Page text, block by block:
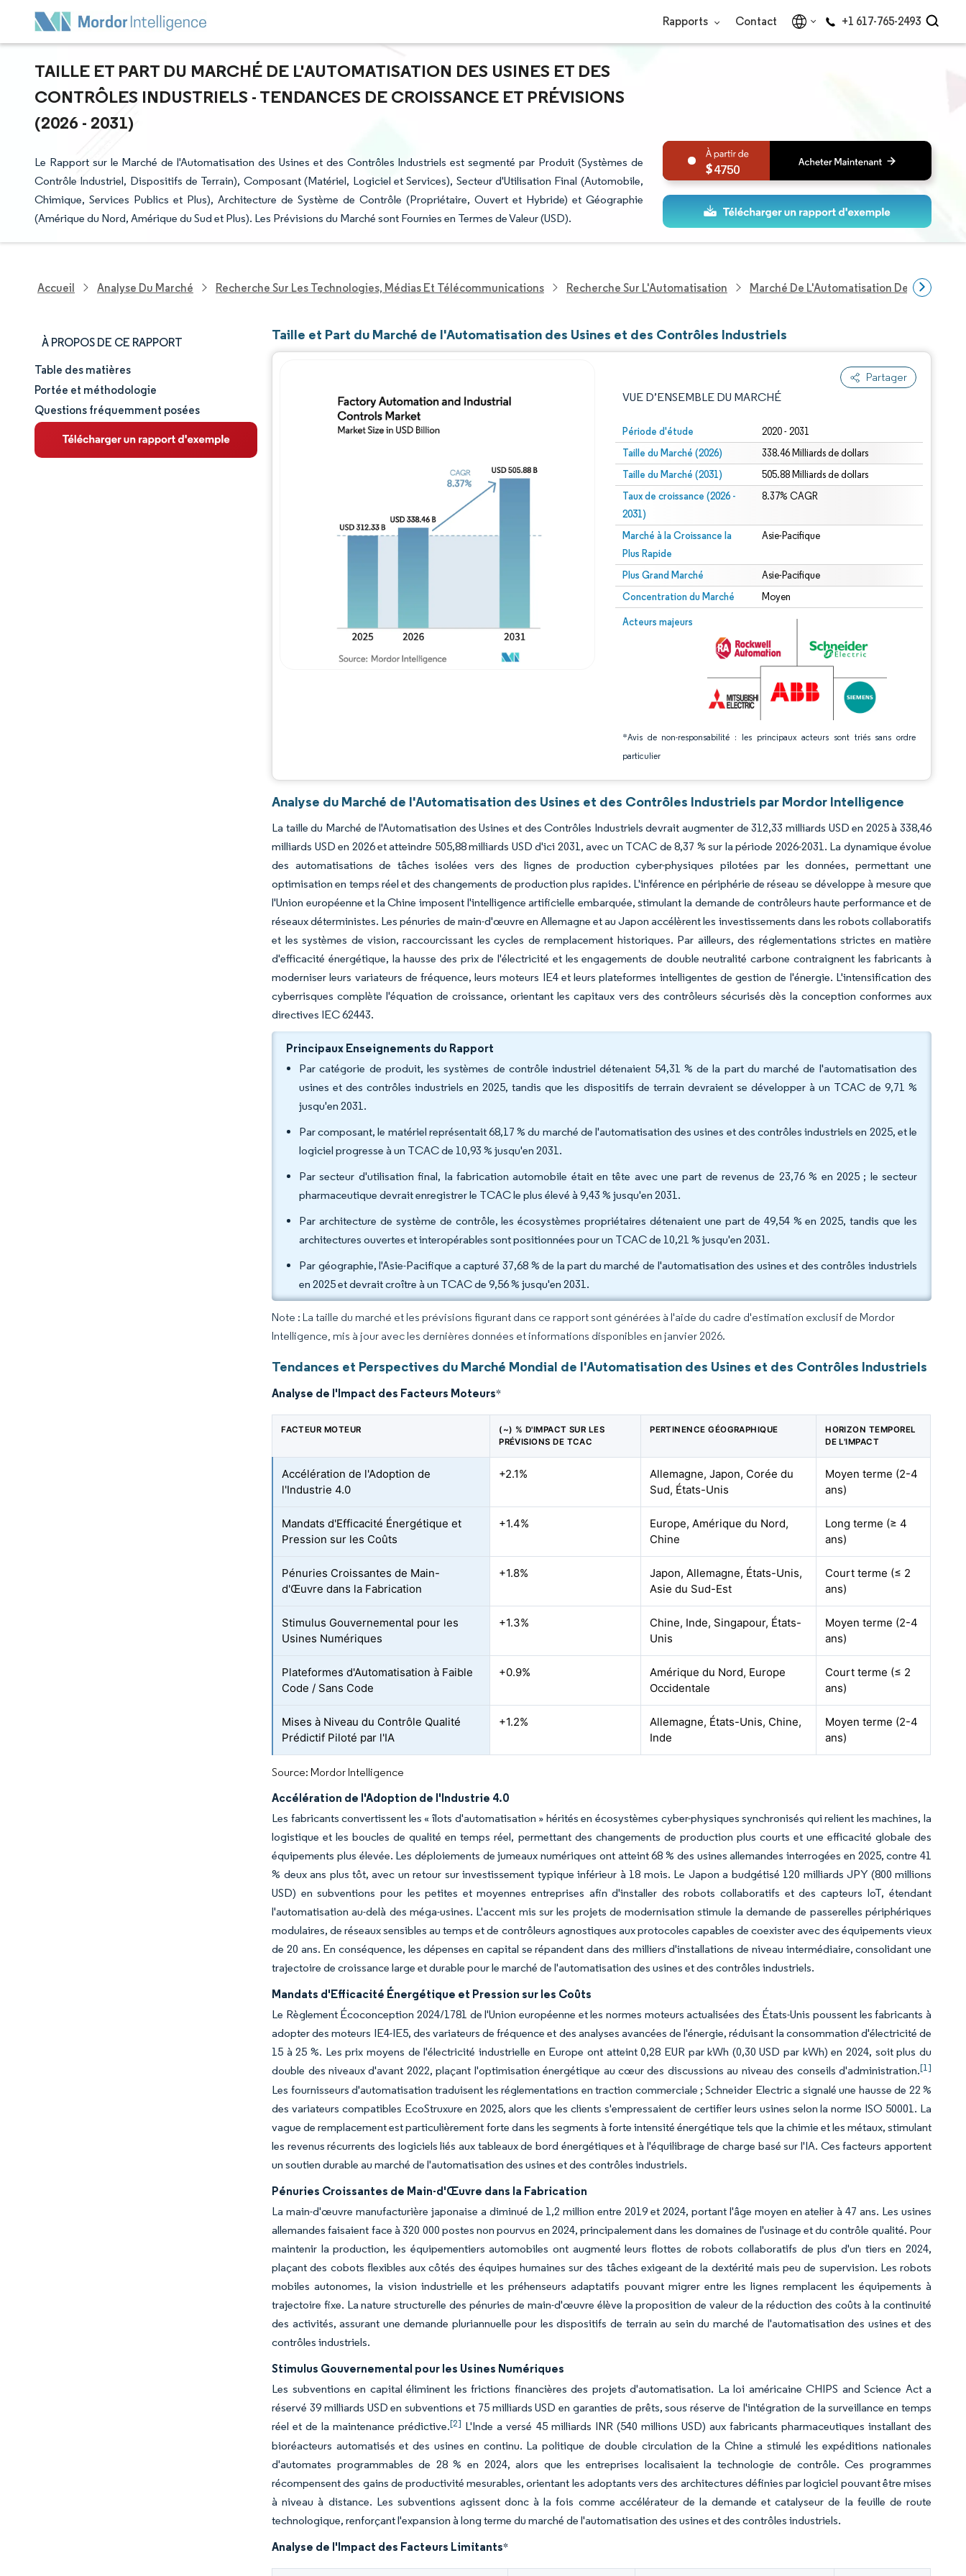
Rapports Contact +1 617-765-2493
TAILLE ET PART DU MARCHÉ DE L'AUTOMATISATION DES USINES ET DES
CONTRÔLES INDUSTRIELS - TENDANCES DE CROISSANCE ET PRÉVISIONS
(2026 - 2031)
Le Rapport sur le Marché de l'Automatisation des Usines et des Contrôles Industriels est segmenté par Produit (Systèmes de
Contrôle Industriel, Dispositifs de Terrain), Composant (Matériel, Logiciel et Services), Secteur d'Utilisation Final (Automobile,
Chimique, Services Publics et Plus), Architecture de Système de Contrôle (Propriétaire, Ouvert et Hybride) et Géographie
(Amérique du Nord, Amérique du Sud et Plus). Les Prévisions du Marché sont Fournies en Termes de Valeur (USD).
4750
Accueil Analyse Du Marché Recherche Sur Les Technologies, Médias Et Télécommunications Recherche Sur L'Automatisation Marché De L'Automatisation Des Usines
À PROPOS DE CE RAPPORT
Taille et part de marché
Analyse du marché
Tendances et perspectives
Table des matières
Portée et méthodologie
Questions fréquemment posées
Taille et Part du Marché de l'Automatisation des Usines et des Contrôles Industriels
Partager
VUE D’ENSEMBLE DU MARCHÉ
Période d'étude 2020 - 2031
Taille du Marché (2026) 338.46 Milliards de dollars
Taille du Marché (2031) 505.88 Milliards de dollars
Taux de croissance (2026 -
2031)
8.37% CAGR
Marché à la Croissance la
Plus Rapide
Asie-Pacifique
Plus Grand Marché Asie-Pacifique
Concentration du Marché Moyen
Acteurs majeurs
*Avis de non-responsabilité : les principaux acteurs sont triés sans ordre
particulier
Image © Mordor Intelligence. La réutilisation nécessite une attribution sous CC BY 4.0.
Image © Mordor Intelligence. La réutilisation nécessite une attribution sous CC BY 4.0.
Analyse du Marché de l'Automatisation des Usines et des Contrôles Industriels par Mordor Intelligence
La taille du Marché de l'Automatisation des Usines et des Contrôles Industriels devrait augmenter de 312,33 milliards USD en 2025 à 338,46
milliards USD en 2026 et atteindre 505,88 milliards USD d'ici 2031, avec un TCAC de 8,37 % sur la période 2026-2031. La dynamique évolue
des automatisations de tâches isolées vers des lignes de production cyber-physiques pilotées par les données, permettant une
optimisation en temps réel et des changements de production plus rapides. L'inférence en périphérie de réseau se développe à mesure que
l'Union européenne et la Chine imposent l'intelligence artificielle embarquée, stimulant la demande de contrôleurs haute performance et de
réseaux déterministes. Les pénuries de main-d'œuvre en Allemagne et au Japon accélèrent les investissements dans les robots collaboratifs
et les systèmes de vision, raccourcissant les cycles de remplacement historiques. Par ailleurs, des réglementations strictes en matière
d'efficacité énergétique, la hausse des prix de l'électricité et les engagements de double neutralité carbone contraignent les fabricants à
moderniser leurs variateurs de fréquence, leurs moteurs IE4 et leurs plateformes intelligentes de gestion de l'énergie. L'intensification des
cyberrisques complète l'équation de croissance, orientant les capitaux vers des contrôleurs sécurisés dès la conception conformes aux
directives IEC 62443.
Principaux Enseignements du Rapport
Par catégorie de produit, les systèmes de contrôle industriel détenaient 54,31 % de la part du marché de l'automatisation des
usines et des contrôles industriels en 2025, tandis que les dispositifs de terrain devraient se développer à un TCAC de 9,71 %
jusqu'en 2031.
Par composant, le matériel représentait 68,17 % du marché de l'automatisation des usines et des contrôles industriels en 2025, et le
logiciel progresse à un TCAC de 10,93 % jusqu'en 2031.
Par secteur d'utilisation final, la fabrication automobile était en tête avec une part de revenus de 23,76 % en 2025 ; le secteur
pharmaceutique devrait enregistrer le TCAC le plus élevé à 9,43 % jusqu'en 2031.
Par architecture de système de contrôle, les écosystèmes propriétaires détenaient une part de 49,54 % en 2025, tandis que les
architectures ouvertes et interopérables sont positionnées pour un TCAC de 10,21 % jusqu'en 2031.
Par géographie, l'Asie-Pacifique a capturé 37,68 % de la part du marché de l'automatisation des usines et des contrôles industriels
en 2025 et devrait croître à un TCAC de 9,56 % jusqu'en 2031.
Note : La taille du marché et les prévisions figurant dans ce rapport sont générées à l'aide du cadre d'estimation exclusif de Mordor
Intelligence, mis à jour avec les dernières données et informations disponibles en janvier 2026.
Tendances et Perspectives du Marché Mondial de l'Automatisation des Usines et des Contrôles Industriels
Analyse de l'Impact des Facteurs Moteurs*
FACTEUR MOTEUR
(~) % D'IMPACT SUR LES
PRÉVISIONS DE TCAC
PERTINENCE GÉOGRAPHIQUE
HORIZON TEMPOREL
DE L'IMPACT
Accélération de l'Adoption de
l'Industrie 4.0
+2.1%
Allemagne, Japon, Corée du
Sud, États-Unis
Moyen terme (2-4
ans)
Mandats d'Efficacité Énergétique et
Pression sur les Coûts
+1.4%
Europe, Amérique du Nord,
Chine
Long terme (≥ 4
ans)
Pénuries Croissantes de Main-
d'Œuvre dans la Fabrication
+1.8%
Japon, Allemagne, États-Unis,
Asie du Sud-Est
Court terme (≤ 2
ans)
Stimulus Gouvernemental pour les
Usines Numériques
+1.3%
Chine, Inde, Singapour, États-
Unis
Moyen terme (2-4
ans)
Plateformes d'Automatisation à Faible
Code / Sans Code
+0.9%
Amérique du Nord, Europe
Occidentale
Court terme (≤ 2
ans)
Mises à Niveau du Contrôle Qualité
Prédictif Piloté par l'IA
+1.2%
Allemagne, États-Unis, Chine,
Inde
Moyen terme (2-4
ans)
Source: Mordor Intelligence
Accélération de l'Adoption de l'Industrie 4.0
Les fabricants convertissent les « îlots d'automatisation » hérités en écosystèmes cyber-physiques synchronisés qui relient les machines, la
logistique et les boucles de qualité en temps réel, permettant des changements de production plus courts et une efficacité globale des
équipements plus élevée. Les déploiements de jumeaux numériques ont atteint 68 % des usines allemandes interrogées en 2025, contre 41
% deux ans plus tôt, avec un retour sur investissement typique inférieur à 18 mois. Le Japon a budgétisé 120 milliards JPY (800 millions
USD) en subventions pour les petites et moyennes entreprises afin d'installer des robots collaboratifs et des capteurs IoT, étendant
l'automatisation au-delà des méga-usines. L'accent mis sur les projets de modernisation stimule la demande de passerelles périphériques
modulaires, de réseaux sensibles au temps et de contrôleurs agnostiques aux protocoles capables de coexister avec des équipements vieux
de 20 ans. En conséquence, les dépenses en capital se répandent dans des milliers d'installations de niveau intermédiaire, consolidant une
trajectoire de croissance large et durable pour le marché de l'automatisation des usines et des contrôles industriels.
Mandats d'Efficacité Énergétique et Pression sur les Coûts
Le Règlement Écoconception 2024/1781 de l'Union européenne et les normes moteurs actualisées des États-Unis poussent les fabricants à
adopter des moteurs IE4-IE5, des variateurs de fréquence et des analyses avancées de l'énergie, réduisant la consommation d'électricité de
15 à 25 %. Les prix moyens de l'électricité industrielle en Europe ont atteint 0,28 EUR par kWh (0,30 USD par kWh) en 2024, soit plus du
double des niveaux d'avant 2022, plaçant l'optimisation énergétique au cœur des discussions au niveau des conseils d'administration.[1]
Les fournisseurs d'automatisation traduisent les réglementations en traction commerciale ; Schneider Electric a signalé une hausse de 22 %
des variateurs compatibles EcoStruxure en 2025, alors que les clients s'empressaient de certifier leurs usines selon la norme ISO 50001. La
vague de remplacement est particulièrement forte dans les segments à forte intensité énergétique tels que la chimie et les métaux, stimulant
les revenus récurrents des logiciels liés aux tableaux de bord énergétiques et à l'équilibrage de charge basé sur l'IA. Ces facteurs apportent
un soutien durable au marché de l'automatisation des usines et des contrôles industriels.
Pénuries Croissantes de Main-d'Œuvre dans la Fabrication
La main-d'œuvre manufacturière japonaise a diminué de 1,2 million entre 2019 et 2024, portant l'âge moyen en atelier à 47 ans. Les usines
allemandes faisaient face à 320 000 postes non pourvus en 2024, principalement dans les domaines de l'usinage et du contrôle qualité. Pour
maintenir la production, les équipementiers automobiles ont augmenté leurs flottes de robots collaboratifs de plus d'un tiers en 2024,
plaçant des cobots flexibles aux côtés des équipes humaines sur des tâches exigeant de la dextérité mais peu de supervision. Les robots
mobiles autonomes, la vision industrielle et les préhenseurs adaptatifs pouvant migrer entre les lignes remplacent les équipements à
trajectoire fixe. La nature structurelle des pénuries de main-d'œuvre élève la proposition de valeur de la réduction des coûts à la continuité
des activités, assurant une demande pluriannuelle pour les dispositifs de terrain au sein du marché de l'automatisation des usines et des
contrôles industriels.
Stimulus Gouvernemental pour les Usines Numériques
Les subventions en capital éliminent les frictions financières des projets d'automatisation. La loi américaine CHIPS and Science Act a
réservé 39 milliards USD en subventions et 75 milliards USD en garanties de prêts, sous réserve de l'intégration de la surveillance en temps
réel et de la maintenance prédictive.[2] L'Inde a versé 45 milliards INR (540 millions USD) aux fabricants pharmaceutiques installant des
bioréacteurs automatisés et des usines en continu. La politique de double circulation de la Chine a stimulé les expéditions nationales
d'automates programmables de 28 % en 2024, alors que les entreprises localisaient la technologie de contrôle. Ces programmes
récompensent des gains de productivité mesurables, orientant les adoptants vers des architectures définies par logiciel pouvant être mises
à niveau à distance. Les subventions agissent donc à la fois comme accélérateur de la demande et catalyseur de la feuille de route
technologique, renforçant l'expansion à long terme du marché de l'automatisation des usines et des contrôles industriels.
Analyse de l'Impact des Facteurs Limitants*